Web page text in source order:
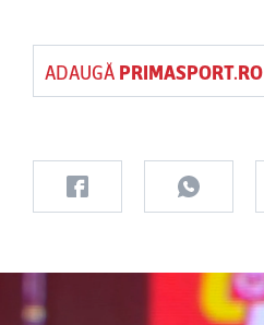
ADAUGĂ PRIMASPORT.RO